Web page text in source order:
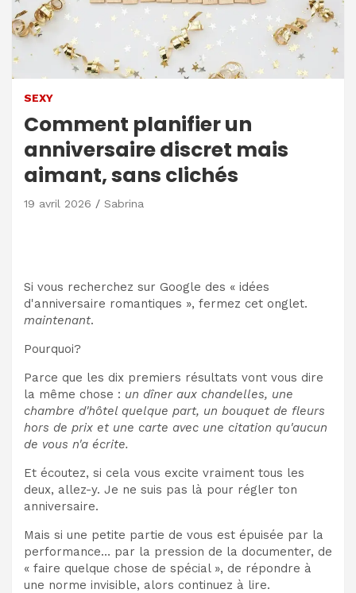
SEXY
Comment planifier un
anniversaire discret mais
aimant, sans clichés
19 avril 2026 Sabrina
Si vous recherchez sur Google des « idées
d'anniversaire romantiques », fermez cet onglet.
maintenant.
Pourquoi?
Parce que les dix premiers résultats vont vous dire
la même chose : un dîner aux chandelles, une
chambre d'hôtel quelque part, un bouquet de fleurs
hors de prix et une carte avec une citation qu'aucun
de vous n'a écrite.
Et écoutez, si cela vous excite vraiment tous les
deux, allez-y. Je ne suis pas là pour régler ton
anniversaire.
Mais si une petite partie de vous est épuisée par la
performance… par la pression de la documenter, de
« faire quelque chose de spécial », de répondre à
une norme invisible, alors continuez à lire.